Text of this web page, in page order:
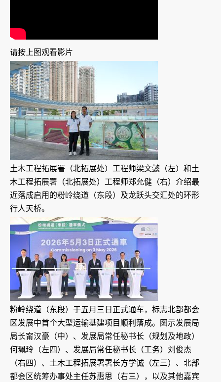
请按上图观看影片
土木工程拓展署（北拓展处）工程师梁文懿（左）和土
木工程拓展署（北拓展处）工程师郑允健（右）介绍最
近落成启用的粉岭绕道（东段）及龙跃头交汇处的环形
行人天桥。
粉岭绕道（东段）于五月三日正式通车，标志北部都会
区发展中首个大型运输基建项目顺利落成。图示发展局
局长甯汉豪（中）、发展局常任秘书长（规划及地政）
何珮玲（左四）、发展局常任秘书长（工务）刘俊杰
（右四）、土木工程拓展署署长方学诚（左三）、北部
都会区统筹办事处主任苏惠思（右三），以及其他嘉宾